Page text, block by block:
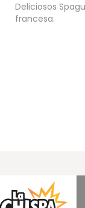
Deliciosos
francesa.